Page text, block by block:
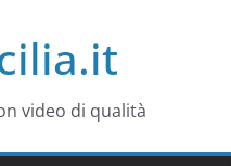
video di qualità